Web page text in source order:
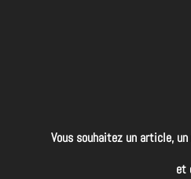
Vous souhaitez un article,
et